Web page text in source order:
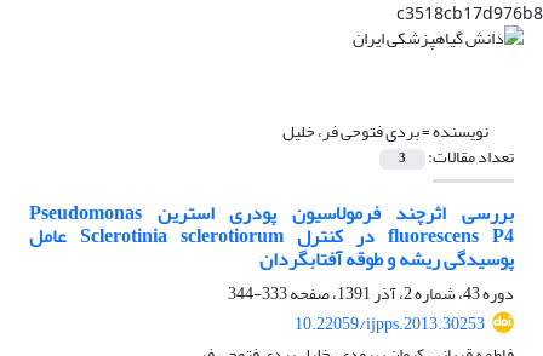
c3518cb17d976b8
نویسنده =بردی فتوحی فر، خلیل
تعداد مقالات: 3
بررسی اثرچند فرمولاسیون پودری استرین Pseudomonas
fluorescens P4 در کنترل Sclerotinia sclerotiorum عامل
پوسیدگی ریشه و طوقه آفتابگردان
دوره 43، شماره 2، آذر 1391، صفحه
333-344
10.22059/ijpps.2013.30253